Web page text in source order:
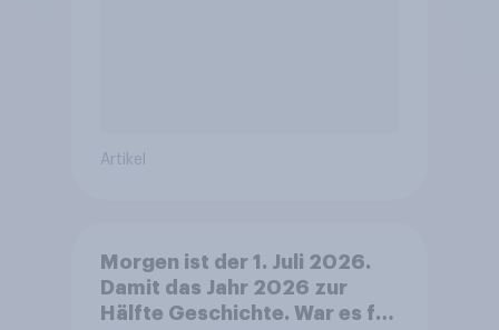
Artikel
Morgen ist der 1. Juli 2026.
Damit das Jahr 2026 zur
Hälfte Geschichte. War es für